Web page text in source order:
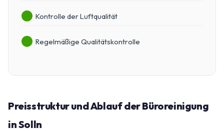
Kontrolle der Luftqualität
Regelmäßige Qualitätskontrolle
Preisstruktur und Ablauf der Büroreinigung
in Solln